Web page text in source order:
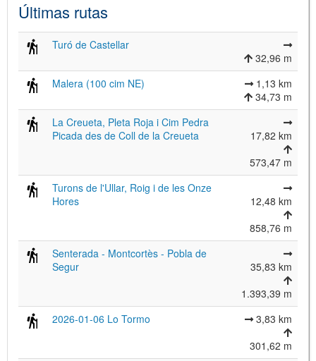
Últimas rutas
Turó de Castellar
32,96 m
Malera (100 cim NE)
1,13 km
34,73 m
La Creueta, Pleta Roja i Cim Pedra
Picada des de Coll de la Creueta
17,82 km
573,47 m
Turons de l'Ullar, Roig i de les Onze
Hores
12,48 km
858,76 m
Senterada - Montcortès - Pobla de
Segur
35,83 km
1.393,39 m
2026-01-06 Lo Tormo
3,83 km
301,62 m